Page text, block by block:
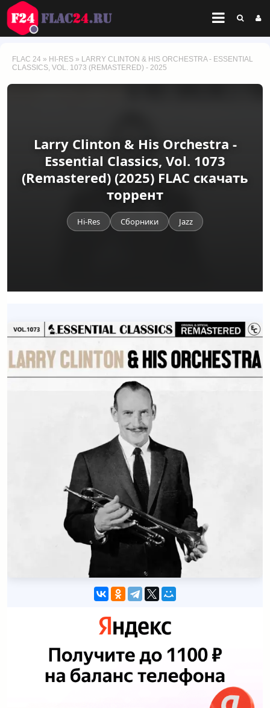
FLAC 24 » HI-RES » LARRY CLINTON & HIS ORCHESTRA - ESSENTIAL
CLASSICS, VOL. 1073 (REMASTERED) - 2025
Larry Clinton & His Orchestra -
Essential Classics, Vol. 1073
(Remastered) (2025) FLAC скачать
торрент
Hi-Res Сборники Jazz